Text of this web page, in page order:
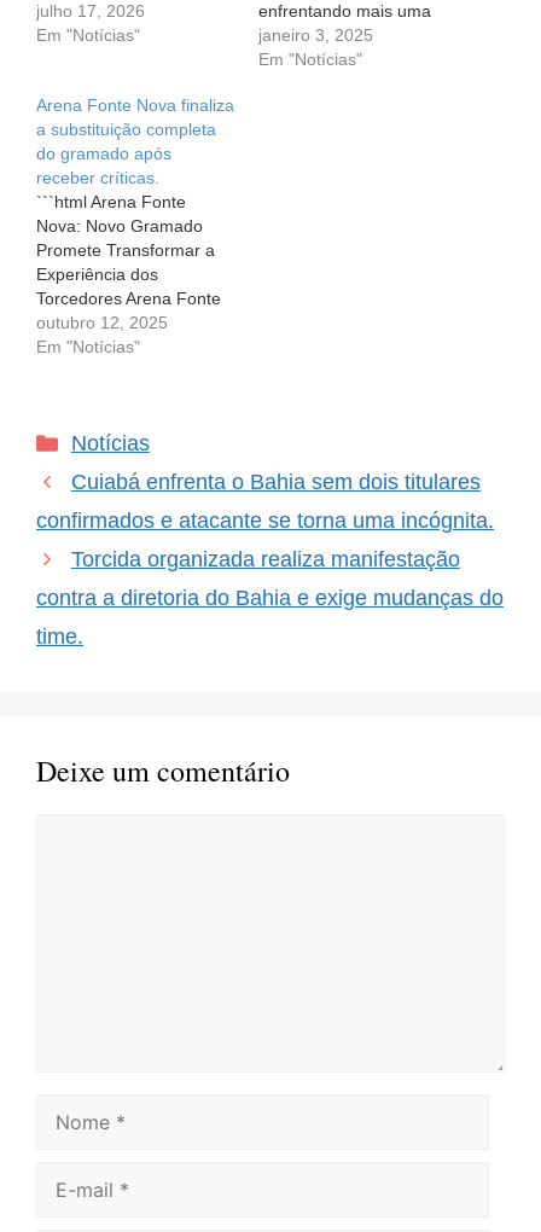
emoção de vibrar pelo
seu time do coração é
acaba de ganhar um
novo capítulo. Na última
sexta-feira (17), o clube
anunciou…
julho 17, 2026
Em "Notícias"
enfrentando mais uma
situação complicada
envolvendo sua
janeiro 3, 2025
Em "Notícias"
Arena Fonte Nova finaliza
a substituição completa
do gramado após
receber críticas.
```html Arena Fonte
Nova: Novo Gramado
Promete Transformar a
Experiência dos
Torcedores Arena Fonte
Nova: Novo Gramado
Promete Transformar a
emoção de ver seu time
jogar em um campo de
futebol que está em
ótimas condições? Para
uma sensação…
outubro 12, 2025
Em "Notícias"
Categorias
Notícias
Cuiabá enfrenta o Bahia sem dois titulares
confirmados e atacante se torna uma incógnita.
Torcida organizada realiza manifestação
contra a diretoria do Bahia e exige mudanças do
time.
Deixe um comentário
Nome